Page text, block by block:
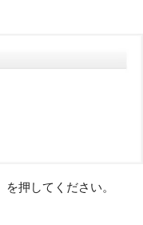
押してください。